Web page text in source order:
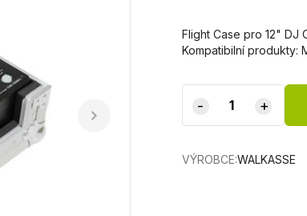
Flight Case pro 12" DJ
Kompatibilní produkty:
- +
VÝROBCE:WALKASSE